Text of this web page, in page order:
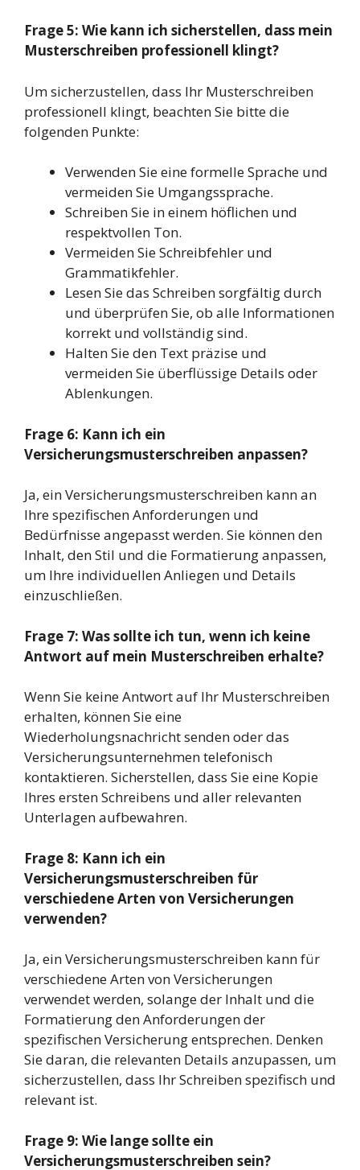
Frage 5: Wie kann ich sicherstellen, dass mein
Musterschreiben professionell klingt?
Um sicherzustellen, dass Ihr Musterschreiben
professionell klingt, beachten Sie bitte die
folgenden Punkte:
Verwenden Sie eine formelle Sprache und
vermeiden Sie Umgangssprache.
Schreiben Sie in einem höflichen und
respektvollen Ton.
Vermeiden Sie Schreibfehler und
Grammatikfehler.
Lesen Sie das Schreiben sorgfältig durch
und überprüfen Sie, ob alle Informationen
korrekt und vollständig sind.
Halten Sie den Text präzise und
vermeiden Sie überflüssige Details oder
Ablenkungen.
Frage 6: Kann ich ein
Versicherungsmusterschreiben anpassen?
Ja, ein Versicherungsmusterschreiben kann an
Ihre spezifischen Anforderungen und
Bedürfnisse angepasst werden. Sie können den
Inhalt, den Stil und die Formatierung anpassen,
um Ihre individuellen Anliegen und Details
einzuschließen.
Frage 7: Was sollte ich tun, wenn ich keine
Antwort auf mein Musterschreiben erhalte?
Wenn Sie keine Antwort auf Ihr Musterschreiben
erhalten, können Sie eine
Wiederholungsnachricht senden oder das
Versicherungsunternehmen telefonisch
kontaktieren. Sicherstellen, dass Sie eine Kopie
Ihres ersten Schreibens und aller relevanten
Unterlagen aufbewahren.
Frage 8: Kann ich ein
Versicherungsmusterschreiben für
verschiedene Arten von Versicherungen
verwenden?
Ja, ein Versicherungsmusterschreiben kann für
verschiedene Arten von Versicherungen
verwendet werden, solange der Inhalt und die
Formatierung den Anforderungen der
spezifischen Versicherung entsprechen. Denken
Sie daran, die relevanten Details anzupassen, um
sicherzustellen, dass Ihr Schreiben spezifisch und
relevant ist.
Frage 9: Wie lange sollte ein
Versicherungsmusterschreiben sein?